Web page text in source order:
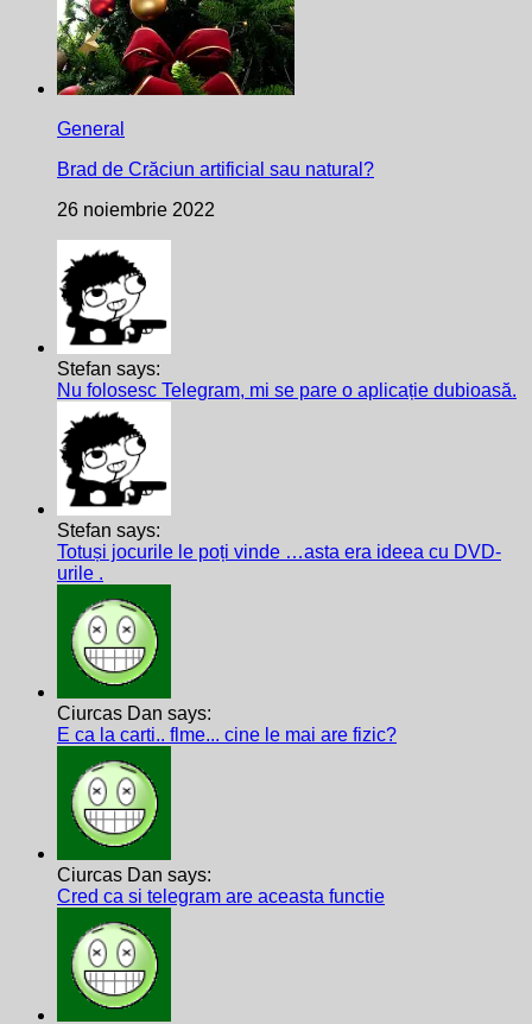
General
Brad de Crăciun artificial sau natural?
26 noiembrie 2022
Stefan says:
Nu folosesc Telegram, mi se pare o aplicație dubioasă.
Stefan says:
Totuși jocurile le poți vinde …asta era ideea cu DVD-
urile .
Ciurcas Dan says:
E ca la carti.. flme... cine le mai are fizic?
Ciurcas Dan says:
Cred ca si telegram are aceasta functie